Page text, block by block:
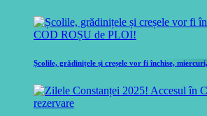
Școlile, grădinițele și creșele vor fi închise,